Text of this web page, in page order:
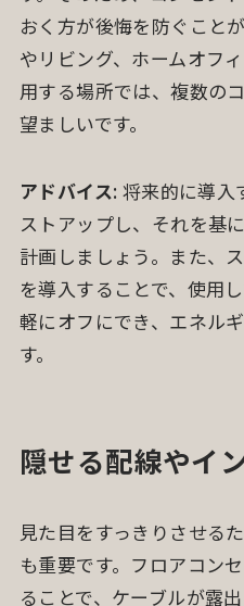
おく方が後悔を防ぐこと
やリビング、ホームオフ
用する場所では、複数の
望ましいです。
アドバイス: 将来的に導入
ストアップし、それを基
計画しましょう。また、
を導入することで、使用
軽にオフにでき、エネル
す。
隠せる配線やイ
見た目をすっきりさせる
も重要です。フロアコン
ることで、ケーブルが露